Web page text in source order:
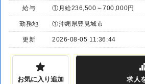
給与 ①月給236,500～700,000円
勤務地 ①沖縄県豊見城市
更新 2026-08-05 11:36:44
お気に入り追加 求人